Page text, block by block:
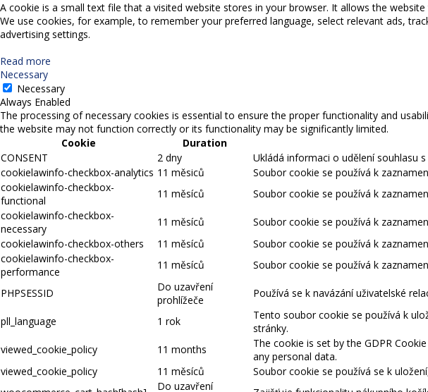
A cookie is a small text file that a visited website stores in your browser. It allows the
We use cookies, for example, to remember your preferred language, select relevant ads,
advertising settings.
Read more
Necessary
Necessary
Always Enabled
The processing of necessary cookies is essential to ensure the proper functionality and
the website may not function correctly or its functionality may be significantly limited.
Cookie
Duration
CONSENT
2 dny
Ukládá informaci o udělení souhlasu
cookielawinfo-checkbox-analytics 11 měsiců
Soubor cookie se používá k
cookielawinfo-checkbox-
functional
11 měsíců
Soubor cookie se používá k
cookielawinfo-checkbox-
necessary
11 měsíců
Soubor cookie se používá k
cookielawinfo-checkbox-others
11 měsíců
Soubor cookie se používá k
cookielawinfo-checkbox-
performance
11 měsíců Soubor cookie se používá k
PHPSESSID
Do uzavření
prohlížeče
Používá se k navázání uživatelské
pll_language 1 rok
Tento soubor cookie se používá k
stránky.
viewed_cookie_policy
11 months
The cookie is set by the GDPR
any personal data.
viewed_cookie_policy
11 měsíců
Soubor cookie se používá se k
Do uzavření